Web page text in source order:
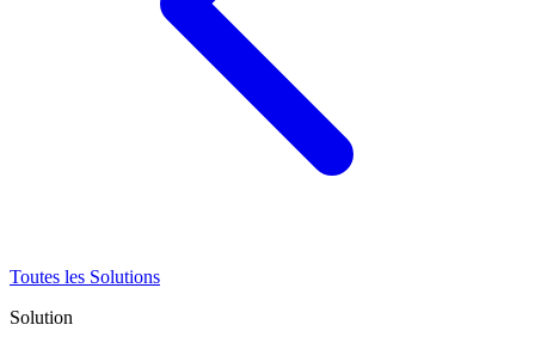
Toutes les Solutions
Solution